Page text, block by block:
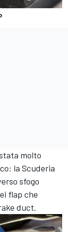
molto
la Scuderia
sfogo
flap che
duct.